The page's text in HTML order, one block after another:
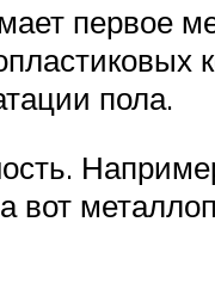
первое
пола.
вот